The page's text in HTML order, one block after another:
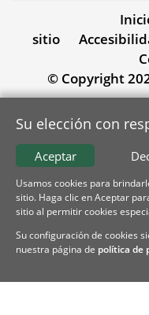
sitio
© Copyright
Su elección con
Aceptar
Usamos cookies para
sitio. Haga clic en Aceptar
sitio al permitir cookies
Su configuración de cookies
nuestra página de política de